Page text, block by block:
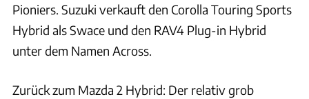
Pioniers. Suzuki verkauft den Corolla Touring Sports
Hybrid als Swace und den RAV4 Plug-in Hybrid
unter dem Namen Across.
Zurück zum Mazda 2 Hybrid: Der relativ grob